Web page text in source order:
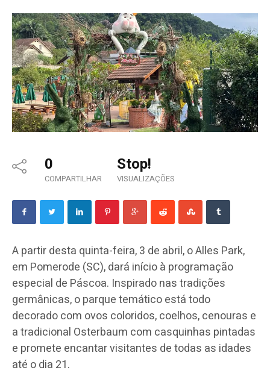
0
COMPARTILHAR
Stop!
VISUALIZAÇÕES
A partir desta quinta-feira, 3 de abril, o Alles Park,
em Pomerode (SC), dará início à programação
especial de Páscoa. Inspirado nas tradições
germânicas, o parque temático está todo
decorado com ovos coloridos, coelhos, cenouras e
a tradicional Osterbaum com casquinhas pintadas
e promete encantar visitantes de todas as idades
até o dia 21.